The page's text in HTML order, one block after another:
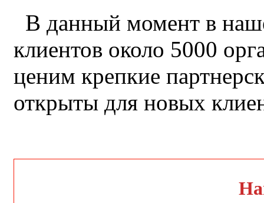
В данный момент в
клиентов около 5000
ценим крепкие
открыты для новых